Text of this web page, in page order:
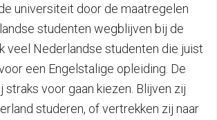
universiteit door de maatregelen
studenten wegblijven bij de
veel Nederlandse studenten die juist
een Engelstalige opleiding. De
straks voor gaan kiezen. Blijven zij
studeren, of vertrekken zij naar